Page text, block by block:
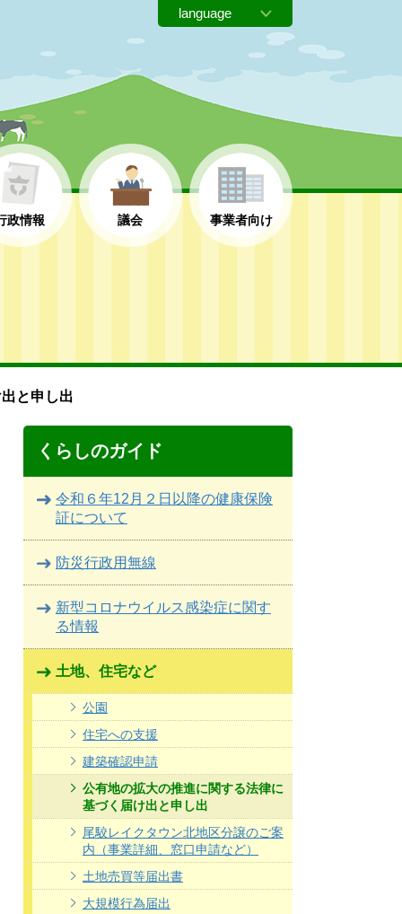
政情報 議会 事業者向け
と申し出
くらしのガイド
令和６年12月２日以降の健康保険
証について
防災行政用無線
新型コロナウイルス感染症に関す
る情報
土地、住宅など
公園
住宅への支援
建築確認申請
公有地の拡大の推進に関する法律に
基づく届け出と申し出
尾駮レイクタウン北地区分譲のご案
内（事業詳細、窓口申請など）
土地売買等届出書
大規模行為届出